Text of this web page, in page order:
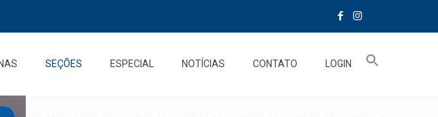
SEÇÕES ESPECIAL NOTÍCIAS CONTATO LOGIN